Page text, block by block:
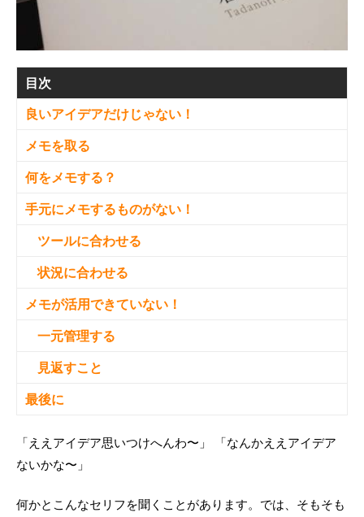
目次
良いアイデアだけじゃない！
メモを取る
何をメモする？
手元にメモするものがない！
ツールに合わせる
状況に合わせる
メモが活用できていない！
一元管理する
見返すこと
最後に
「ええアイデア思いつけへんわ〜」 「なんかええアイデア
ないかな〜」
何かとこんなセリフを聞くことがあります。では、そもそも